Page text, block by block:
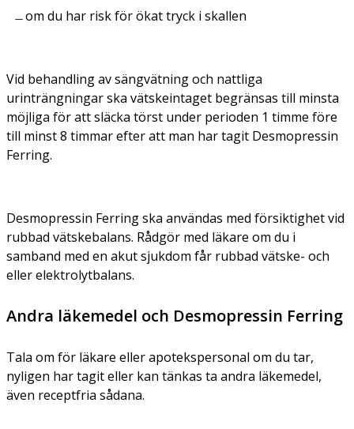
om du har risk för ökat tryck i skallen
Vid behandling av sängvätning och nattliga
urinträngningar ska vätskeintaget begränsas till minsta
möjliga för att släcka törst under perioden 1 timme före
till minst 8 timmar efter att man har tagit Desmopressin
Ferring.
Desmopressin Ferring ska användas med försiktighet vid
rubbad vätskebalans. Rådgör med läkare om du i
samband med en akut sjukdom får rubbad vätske- och
eller elektrolytbalans.
Andra läkemedel och Desmopressin Ferring
Tala om för läkare eller apotekspersonal om du tar,
nyligen har tagit eller kan tänkas ta andra läkemedel,
även receptfria sådana.